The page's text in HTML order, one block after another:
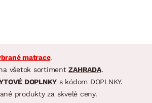
matrace.
na všetok sortimentZAHRADA.
DOPLNKY s kódom DOPLNKY.
produkty za skvelé ceny.